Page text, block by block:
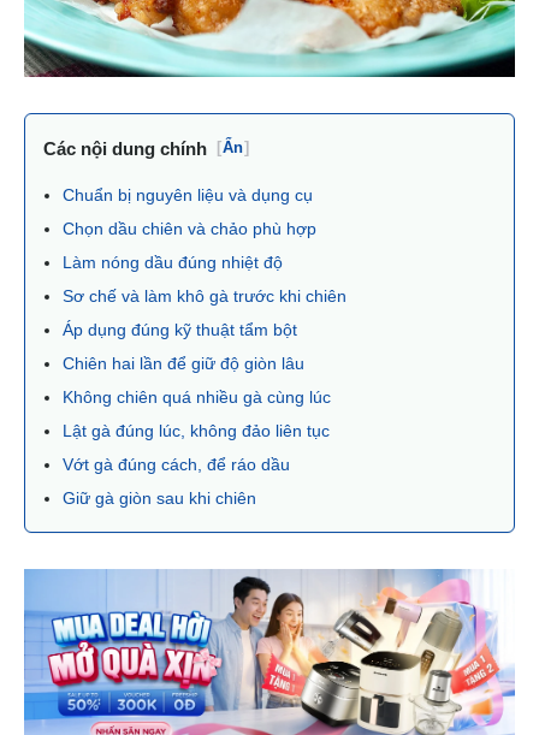
Các nội dung chính [Ẩn]
Chuẩn bị nguyên liệu và dụng cụ
Chọn dầu chiên và chảo phù hợp
Làm nóng dầu đúng nhiệt độ
Sơ chế và làm khô gà trước khi chiên
Áp dụng đúng kỹ thuật tẩm bột
Chiên hai lần để giữ độ giòn lâu
Không chiên quá nhiều gà cùng lúc
Lật gà đúng lúc, không đảo liên tục
Vớt gà đúng cách, để ráo dầu
Giữ gà giòn sau khi chiên